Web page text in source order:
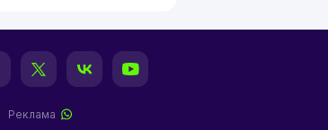
Реклама